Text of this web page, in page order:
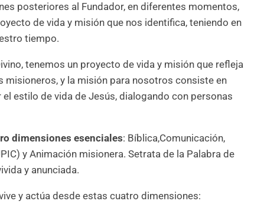
posteriores al Fundador, en diferentes momentos,
de vida y misión que nos identifica, teniendo en
tiempo.
tenemos un proyecto de vida y misión que refleja
misioneros, y la misión para nosotros consiste en
estilo de vida de Jesús, dialogando con personas
dimensiones esenciales: Bíblica,Comunicación,
y Animación misionera. Setrata de la Palabra de
y anunciada.
y actúa desde estas cuatro dimensiones: